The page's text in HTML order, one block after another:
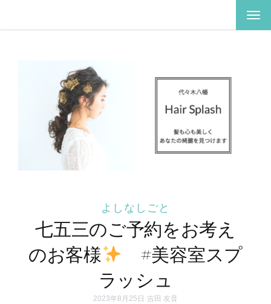
ナ
ゲ
よしなしごと
七五三のご予約をお考え
のお客様
#美容室スプ
ラッシュ
2023年8月25日 吉田 友音